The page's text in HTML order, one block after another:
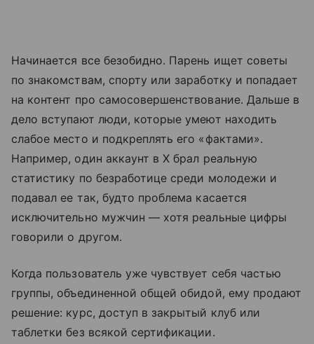
Начинается все безобидно. Парень ищет советы
по знакомствам, спорту или заработку и попадает
на контент про самосовершенствование. Дальше в
дело вступают люди, которые умеют находить
слабое место и подкреплять его «фактами».
Например, один аккаунт в X брал реальную
статистику по безработице среди молодежи и
подавал ее так, будто проблема касается
исключительно мужчин — хотя реальные цифры
говорили о другом.
Когда пользователь уже чувствует себя частью
группы, объединенной общей обидой, ему продают
решение: курс, доступ в закрытый клуб или
таблетки без всякой сертификации.